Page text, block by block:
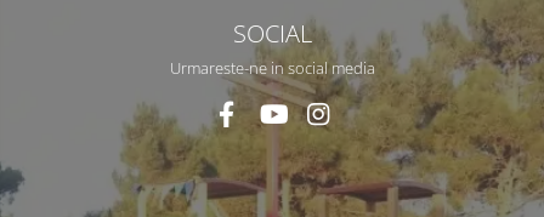
SOCIAL
Urmareste-ne in social media